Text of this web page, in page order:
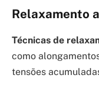
Relaxamento
Técnicas de
como
tensões